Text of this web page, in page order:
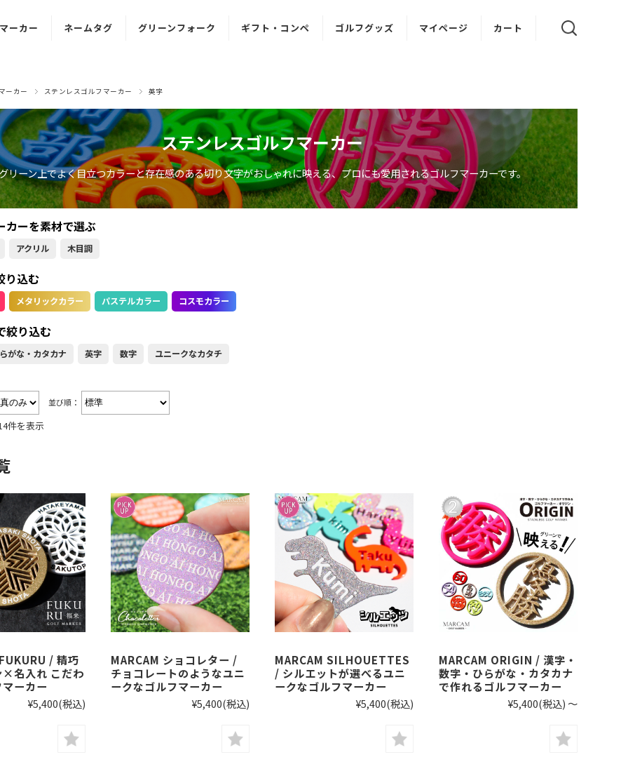
ーカー
リル
マーカー
調
ーカー
ネームタグ
アクリル
ネームタグ
木目調
ネームタグ
グリーンフォーク
マグネット一体型
グリーンフォーク
ギフト・コンペ
ギフトセット
景品パネル
ボールスタンド
ギフト用
ゴルフグッズ
ゴルフクリップ
マイページ カート
ーカー ステンレスゴルフマーカー 英字
ステンレスゴルフマーカー
グリーン上でよく目立つカラーと存在感のある切り文字がおしゃれに映える、プロにも愛用されるゴルフマーカーです。
カーを素材で選ぶ
アクリル 木目調
り込む
メタリックカラー パステルカラー コスモカラー
絞り込む
がな・カタカナ 英字 数字 ユニークなカタチ
並び順：
件を表示
/ 精巧
×名入れ こだわ
ーカー
¥5,400(税込)
MARCAM ショコレター /
チョコレートのようなユニ
ークなゴルフマーカー
¥5,400(税込)
MARCAM SILHOUETTES
/ シルエットが選べるユニ
ークなゴルフマーカー
¥5,400(税込)
MARCAM ORIGIN / 漢字・
数字・ひらがな・カタカナ
で作れるゴルフマーカー
¥5,400(税込)～